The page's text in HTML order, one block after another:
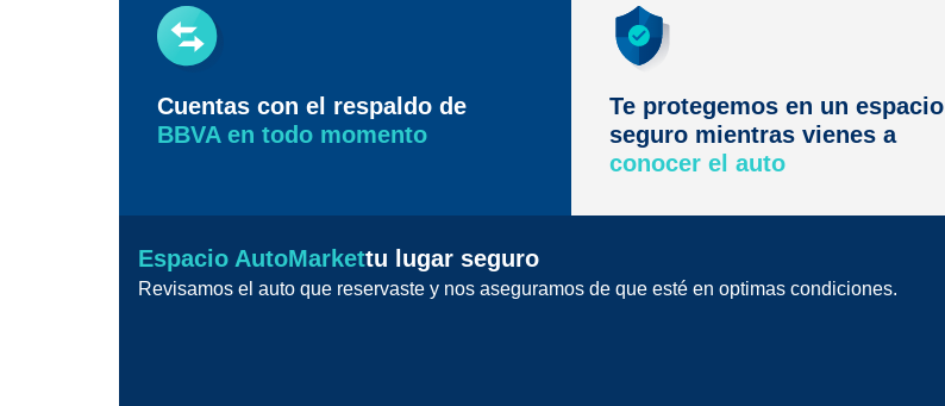
Cuentas con el respaldo de
BBVA en todo momento
Te protegemos en un espacio
seguro mientras vienes a
conocer el auto
Espacio AutoMarkettu lugar seguro
Revisamos el auto que reservaste y nos aseguramos de que esté en optimas condiciones.